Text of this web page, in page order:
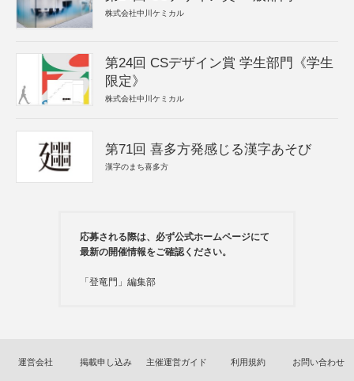
株式会社中川ケミカル
第24回 CSデザイン賞 学生部門《学生
限定》
株式会社中川ケミカル
第71回 喜多方発感じる漢字あそび
漢字のまち喜多方
応募される際は、必ず公式ホームページにて
最新の開催情報をご確認ください。
「登竜門」編集部
運営会社 掲載申し込み 主催運営ガイド 利用規約 お問い合わせ